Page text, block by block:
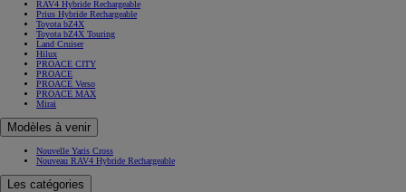
RAV4 Hybride Rechargeable
Prius Hybride Rechargeable
Toyota bZ4X
Toyota bZ4X Touring
Land Cruiser
Hilux
PROACE CITY
PROACE
PROACE Verso
PROACE MAX
Mirai
Modèles à venir
Nouvelle Yaris Cross
Nouveau RAV4 Hybride Rechargeable
Les catégories